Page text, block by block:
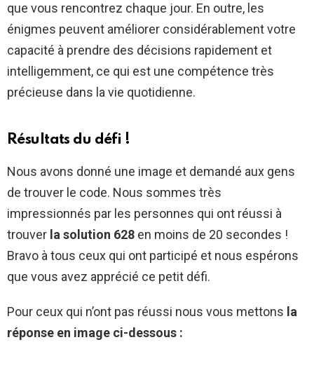
que vous rencontrez chaque jour. En outre, les
énigmes peuvent améliorer considérablement votre
capacité à prendre des décisions rapidement et
intelligemment, ce qui est une compétence très
précieuse dans la vie quotidienne.
Résultats du défi !
Nous avons donné une image et demandé aux gens
de trouver le code. Nous sommes très
impressionnés par les personnes qui ont réussi à
trouver la solution 628 en moins de 20 secondes !
Bravo à tous ceux qui ont participé et nous espérons
que vous avez apprécié ce petit défi.
Pour ceux qui n’ont pas réussi nous vous mettons la
réponse en image ci-dessous :